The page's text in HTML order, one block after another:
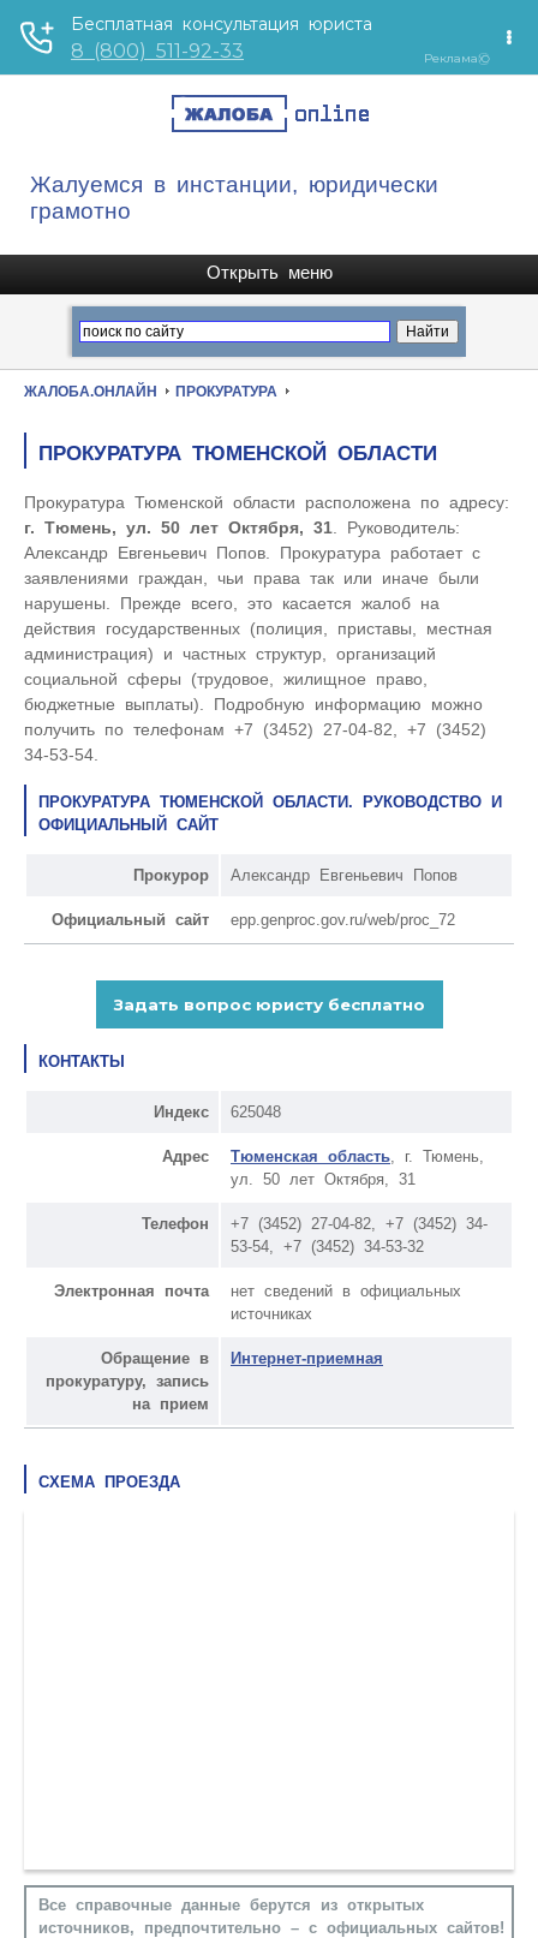
Жалуемся в инстанции, юридически
грамотно
ЖАЛОБА.ОНЛАЙН ПРОКУРАТУРА
ПРОКУРАТУРА ТЮМЕНСКОЙ ОБЛАСТИ
Прокуратура Тюменской области расположена по адресу:
г. Тюмень, ул. 50 лет Октября, 31 . Руководитель:
Александр Евгеньевич Попов. Прокуратура работает с
заявлениями граждан, чьи права так или иначе были
нарушены. Прежде всего, это касается жалоб на
действия государственных (полиция, приставы, местная
администрация) и частных структур, организаций
социальной сферы (трудовое, жилищное право,
бюджетные выплаты). Подробную информацию можно
получить по телефонам +7 (3452) 27-04-82, +7 (3452)
34-53-54.
ПРОКУРАТУРА ТЮМЕНСКОЙ ОБЛАСТИ. РУКОВОДСТВО И
ОФИЦИАЛЬНЫЙ САЙТ
Прокурор Александр Евгеньевич Попов
Официальный сайт epp.genproc.gov.ru/web/proc_72
КОНТАКТЫ
Индекс 625048
Адрес Тюменская область , г. Тюмень,
ул. 50 лет Октября, 31
Телефон
+7 (3452) 27-04-82, +7 (3452) 34-
53-54, +7 (3452) 34-53-32
Электронная почта
нет сведений в официальных
источниках
Обращение в
прокуратуру, запись
на прием
Интернет-приемная
СХЕМА ПРОЕЗДА
Все справочные данные берутся из открытых
источников, предпочтительно – с официальных сайтов!